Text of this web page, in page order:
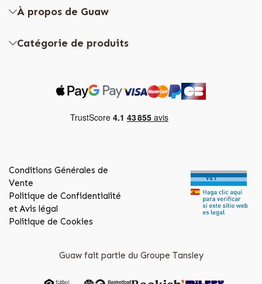
À propos de Guaw
Catégorie de produits
Conditions Générales de
Vente
Politique de Confidentialité
et Avis légal
Politique de Cookies
Guaw fait partie du Groupe Tansley